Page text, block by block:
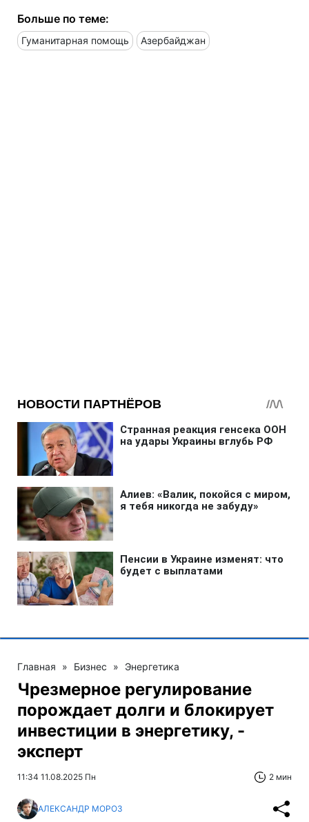
Больше по теме:
Гуманитарная помощь Азербайджан
Главная » Бизнес » Энергетика
Чрезмерное регулирование
порождает долги и блокирует
инвестиции в энергетику, -
эксперт
11:34 11.08.2025 Пн 2 мин
АЛЕКСАНДР МОРОЗ